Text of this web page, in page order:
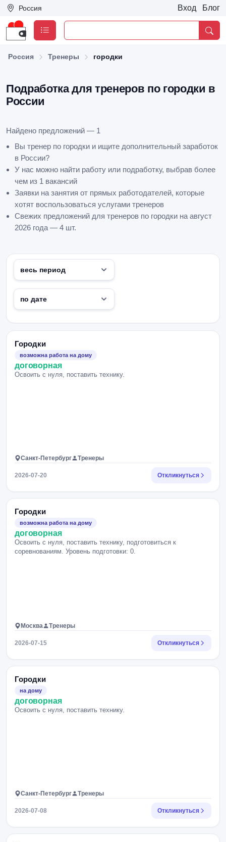
Россия Вход Блог
Россия Тренеры городки
Подработка для тренеров по городки в
России
Найдено предложений — 1
Вы тренер по городки и ищите дополнительный заработок
в России?
У нас можно найти работу или подработку, выбрав более
чем из 1 вакансий
Заявки на занятия от прямых работодателей, которые
хотят воспользоваться услугами тренеров
Свежих предложений для тренеров по городки на август
2026 года — 4 шт.
Городки
возможна работа на дому
договорная
Освоить с нуля, поставить технику.
Санкт-Петербург Тренеры
2026-07-20 Откликнуться
Городки
возможна работа на дому
договорная
Освоить с нуля, поставить технику, подготовиться к
соревнованиям. Уровень подготовки: 0.
Москва Тренеры
2026-07-15 Откликнуться
Городки
на дому
договорная
Освоить с нуля, поставить технику.
Санкт-Петербург Тренеры
2026-07-08 Откликнуться